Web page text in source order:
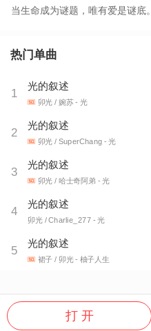
当生命成为谜题，唯有爱是谜底。
热门单曲
1
光的叙述
卯光 / 婉苏- 光
2
光的叙述
卯光 / SuperChang - 光
3
光的叙述
卯光 / 哈士奇阿弟 - 光
4
光的叙述
卯光 / Charlie_277- 光
5
光的叙述
裙子 / 卯光- 柚子人生
打 开